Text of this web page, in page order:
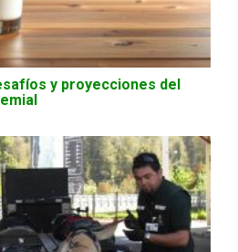
y proyecciones del